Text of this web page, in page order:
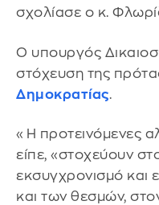
σχολίασε ο κ.
Ο υπουργός
στόχευση της
Δημοκρατίας.
«Η προτεινόμενες
είπε, «στοχεύουν
εκσυγχρονισμό και
και των θεσμών,